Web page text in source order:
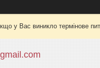
у Вас виникло термінове